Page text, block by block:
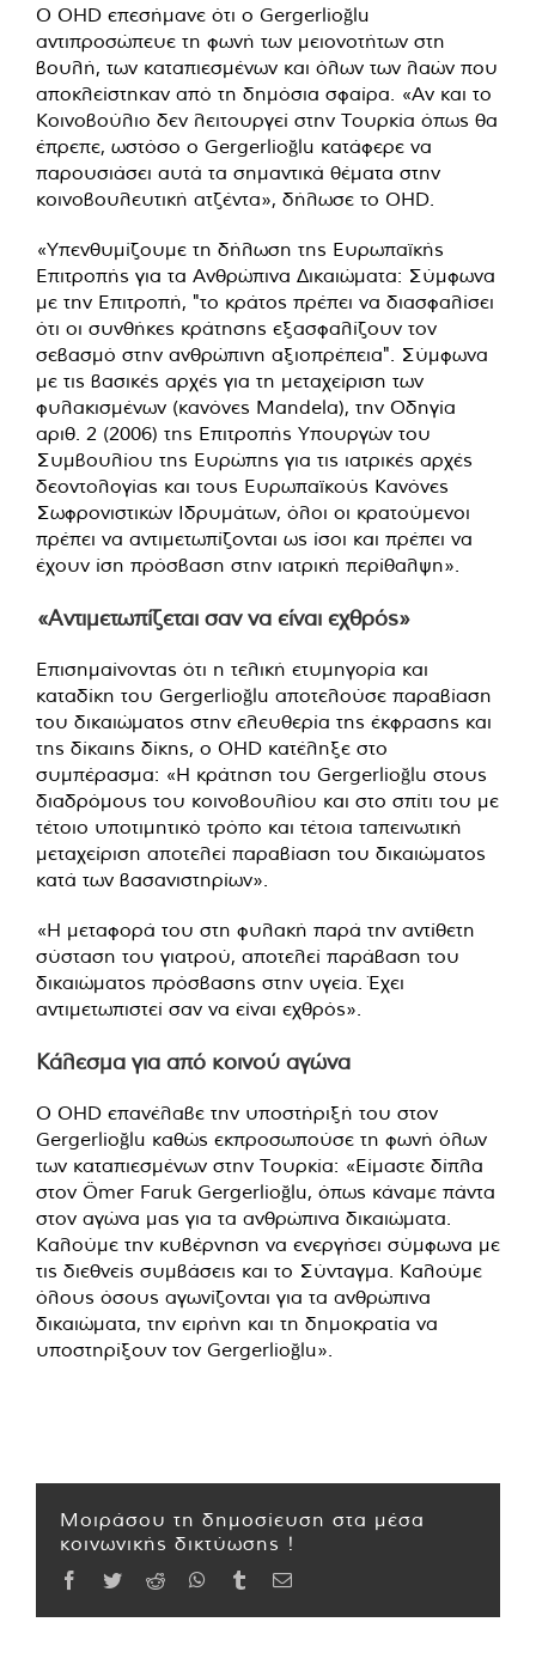
Ο OHD επεσήμανε ότι ο Gergerlioğlu
αντιπροσώπευε τη φωνή των μειονοτήτων στη
βουλή, των καταπιεσμένων και όλων των λαών που
αποκλείστηκαν από τη δημόσια σφαίρα. «Αν και το
Κοινοβούλιο δεν λειτουργεί στην Τουρκία όπως θα
έπρεπε, ωστόσο ο Gergerlioğlu κατάφερε να
παρουσιάσει αυτά τα σημαντικά θέματα στην
κοινοβουλευτική ατζέντα», δήλωσε το OHD.
«Υπενθυμίζουμε τη δήλωση της Ευρωπαϊκής
Επιτροπής για τα Ανθρώπινα Δικαιώματα: Σύμφωνα
με την Επιτροπή, "το κράτος πρέπει να διασφαλίσει
ότι οι συνθήκες κράτησης εξασφαλίζουν τον
σεβασμό στην ανθρώπινη αξιοπρέπεια". Σύμφωνα
με τις βασικές αρχές για τη μεταχείριση των
φυλακισμένων (κανόνες Mandela), την Οδηγία
αριθ. 2 (2006) της Επιτροπής Υπουργών του
Συμβουλίου της Ευρώπης για τις ιατρικές αρχές
δεοντολογίας και τους Ευρωπαϊκούς Κανόνες
Σωφρονιστικών Ιδρυμάτων, όλοι οι κρατούμενοι
πρέπει να αντιμετωπίζονται ως ίσοι και πρέπει να
έχουν ίση πρόσβαση στην ιατρική περίθαλψη».
«Αντιμετωπίζεται σαν να είναι εχθρός»
Επισημαίνοντας ότι η τελική ετυμηγορία και
καταδίκη του Gergerlioğlu αποτελούσε παραβίαση
του δικαιώματος στην ελευθερία της έκφρασης και
της δίκαιης δίκης, ο ΟHD κατέληξε στο
συμπέρασμα: «Η κράτηση του Gergerlioğlu στους
διαδρόμους του κοινοβουλίου και στο σπίτι του με
τέτοιο υποτιμητικό τρόπο και τέτοια ταπεινωτική
μεταχείριση αποτελεί παραβίαση του δικαιώματος
κατά των βασανιστηρίων».
«Η μεταφορά του στη φυλακή παρά την αντίθετη
σύσταση του γιατρού, αποτελεί παράβαση του
δικαιώματος πρόσβασης στην υγεία. Έχει
αντιμετωπιστεί σαν να είναι εχθρός».
Κάλεσμα για από κοινού αγώνα
Ο ΟHD επανέλαβε την υποστήριξή του στον
Gergerlioğlu καθώς εκπροσωπούσε τη φωνή όλων
των καταπιεσμένων στην Τουρκία: «Είμαστε δίπλα
στον Ömer Faruk Gergerlioğlu, όπως κάναμε πάντα
στον αγώνα μας για τα ανθρώπινα δικαιώματα.
Καλούμε την κυβέρνηση να ενεργήσει σύμφωνα με
τις διεθνείς συμβάσεις και το Σύνταγμα. Καλούμε
όλους όσους αγωνίζονται για τα ανθρώπινα
δικαιώματα, την ειρήνη και τη δημοκρατία να
υποστηρίξουν τον Gergerlioğlu».
Μοιράσου τη δημοσίευση στα μέσα
κοινωνικής δικτύωσης !
Facebook
TwitterReddit WhatsApp
TumblrEmail